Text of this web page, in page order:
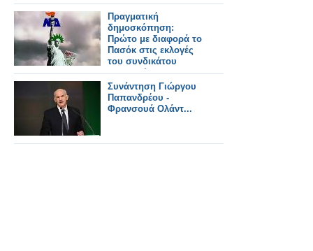
Πραγματική
δημοσκόπηση:
Πρώτο με διαφορά το
Πασόκ στις εκλογές
του συνδικάτου
εργαζομένων ΟΑΣΑ -
Νικητής ο
δικομματισμός!!!
Συνάντηση Γιώργου
Παπανδρέου -
Φρανσουά Ολάντ...